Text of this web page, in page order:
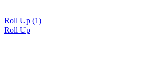
Roll Up (1)
Roll Up